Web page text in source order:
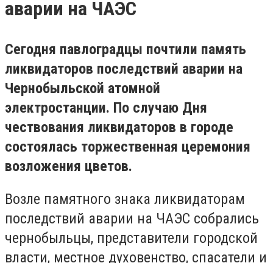
аварии на ЧАЭС
Сегодня павлоградцы почтили память
ликвидаторов последствий аварии на
Чернобыльской атомной
электростанции. По случаю Дня
чествования ликвидаторов в городе
состоялась торжественная церемония
возложения цветов.
Возле памятного знака ликвидаторам
последствий аварии на ЧАЭС собрались
чернобыльцы, представители городской
власти, местное духовенство, спасатели и